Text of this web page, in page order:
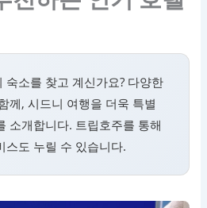
숙소를 찾고 계신가요? 다양한
께, 시드니 여행을 더욱 특별
소개합니다. 트립호주를 통해
스도 누릴 수 있습니다.